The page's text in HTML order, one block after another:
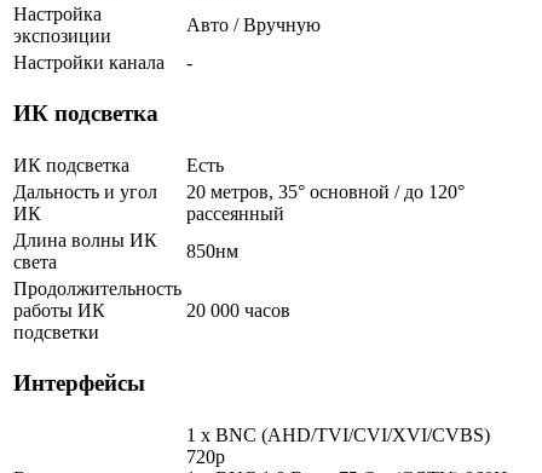
Настройка
экспозиции
Авто / Вручную
Настройки канала
-
ИК подсветка
ИК подсветка
Есть
Дальность и угол
ИК
20 метров, 35° основной / до 120°
рассеянный
Длина волны ИК
света
850нм
Продолжительность
работы ИК
подсветки
20 000 часов
Интерфейсы
1 x BNC (AHD/TVI/CVI/XVI/CVBS)
720p